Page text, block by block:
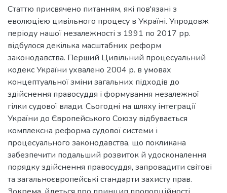
Статтю присвячено питанням, які пов'язані з
еволюцією цивільного процесу в Україні. Упродовж
періоду нашої незалежності з 1991 по 2017 рр.
відбулося декілька масштабних реформ
законодавства. Перший Цивільний процесуальний
кодекс України ухвалено 2004 р. в умовах
концептуальної зміни загальних підходів до
здійснення правосуддя і формування незалежної
гілки судової влади. Сьогодні на шляху інтеграції
України до Європейського Союзу відбувається
комплексна реформа судової системи і
процесуального законодавства, що покликана
забезпечити подальший розвиток й удосконалення
порядку здійснення правосуддя, запровадити світові
та загальноєвропейські стандарти захисту прав.